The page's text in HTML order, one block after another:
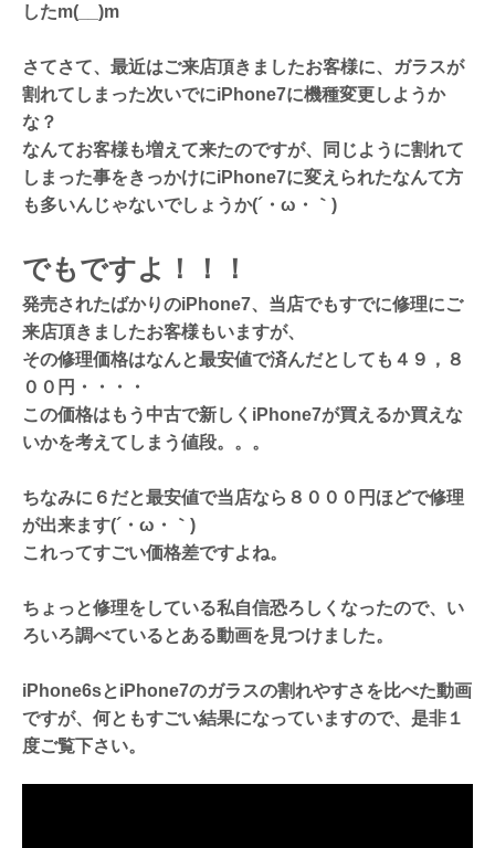
したm(__)m
さてさて、最近はご来店頂きましたお客様に、ガラスが
割れてしまった次いでにiPhone7に機種変更しようか
な？
なんてお客様も増えて来たのですが、同じように割れて
しまった事をきっかけにiPhone7に変えられたなんて方
も多いんじゃないでしょうか(´・ω・｀)
でもですよ！！！
発売されたばかりのiPhone7、当店でもすでに修理にご
来店頂きましたお客様もいますが、
その修理価格はなんと最安値で済んだとしても４９，８
００円・・・・
この価格はもう中古で新しくiPhone7が買えるか買えな
いかを考えてしまう値段。。。
ちなみに６だと最安値で当店なら８０００円ほどで修理
が出来ます(´・ω・｀)
これってすごい価格差ですよね。
ちょっと修理をしている私自信恐ろしくなったので、い
ろいろ調べているとある動画を見つけました。
iPhone6sとiPhone7のガラスの割れやすさを比べた動画
ですが、何ともすごい結果になっていますので、是非１
度ご覧下さい。